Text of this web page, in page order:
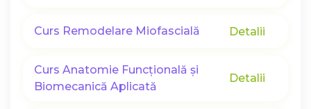
Curs Remodelare Miofascială Detalii
Curs Anatomie Funcțională și
Biomecanică Aplicată
Detalii